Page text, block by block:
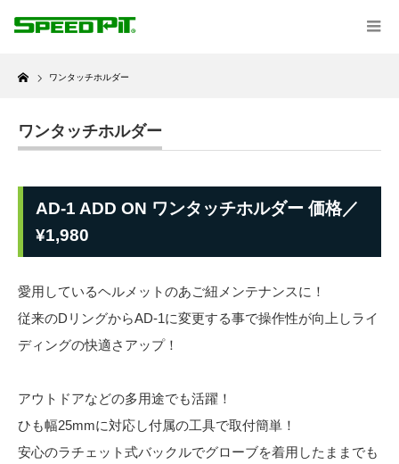
Home
ワンタッチホルダー
ワンタッチホルダー
AD-1 ADD ON ワンタッチホルダー 価格／
¥1,980
愛用しているヘルメットのあご紐メンテナンスに！
従来のDリングからAD-1に変更する事で操作性が向上しライ
ディングの快適さアップ！
アウトドアなどの多用途でも活躍！
ひも幅25mmに対応し付属の工具で取付簡単！
安心のラチェット式バックルでグローブを着用したままでも